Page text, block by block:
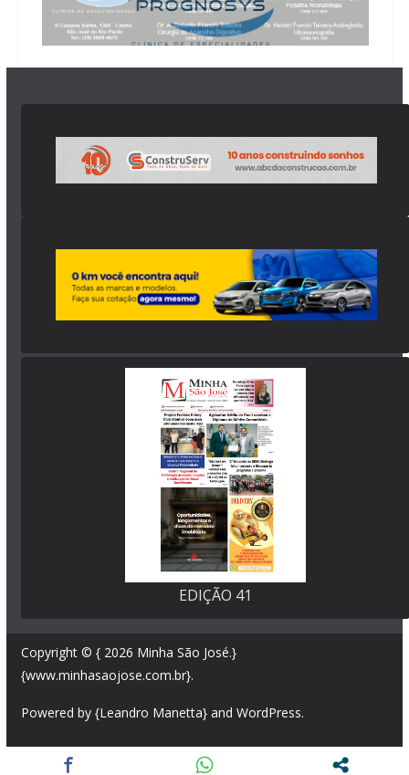
EDIÇÃO 41
Copyright © { 2026 Minha São José.}
{www.minhasaojose.com.br}.
Powered by {Leandro Manetta} and WordPress.